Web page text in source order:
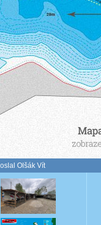
Olšák Vít